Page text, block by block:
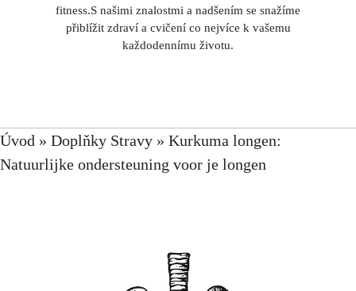
fitness.S našimi znalostmi a nadšením se snažíme
přiblížit zdraví a cvičení co nejvíce k vašemu
každodennímu životu.
Úvod » Doplňky Stravy » Kurkuma longen:
Natuurlijke ondersteuning voor je longen